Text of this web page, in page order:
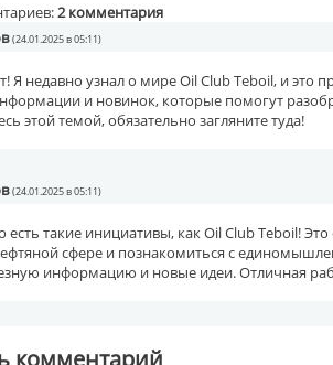
2 комментария
(24.01.2025 в 05:11)
Я недавно узнал о мире Oil Club Teboil, и это
и новинок, которые помогут
этой темой, обязательно загляните туда!
(24.01.2025 в 05:11)
есть такие инициативы, как Oil Club Teboil!
сфере и познакомиться с
информацию и новые идеи. Отличная
комментарий